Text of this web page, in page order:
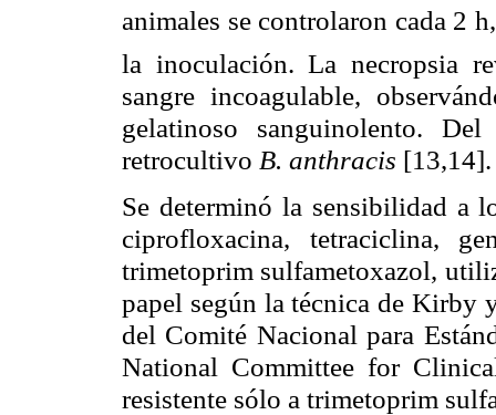
animales se controlaron cada 2
la inoculación. La necropsia
sangre incoagulable,
gelatinoso sanguinolento.
retrocultivo B. anthracis [13,14].
Se determinó la sensibilidad a
ciprofloxacina, tetraciclina,
trimetoprim sulfametoxazol,
papel según la técnica de Kirby
del Comité Nacional para
National Committee for
resistente sólo a trimetoprim